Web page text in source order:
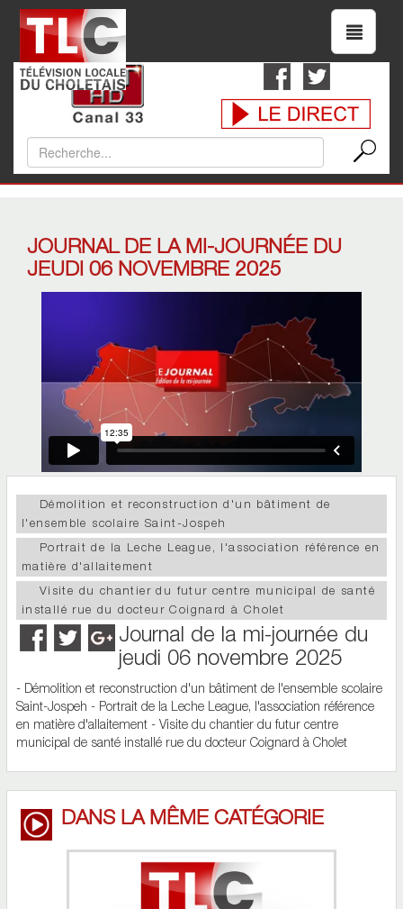
JOURNAL DE LA MI-JOURNÉE DU
JEUDI 06 NOVEMBRE 2025
Démolition et reconstruction d'un bâtiment de
l'ensemble scolaire Saint-Jospeh
Portrait de la Leche League, l'association référence en
matière d'allaitement
Visite du chantier du futur centre municipal de santé
installé rue du docteur Coignard à Cholet
Journal de la mi-journée du
jeudi 06 novembre 2025
- Démolition et reconstruction d'un bâtiment de l'ensemble scolaire
Saint-Jospeh - Portrait de la Leche League, l'association référence
en matière d'allaitement - Visite du chantier du futur centre
municipal de santé installé rue du docteur Coignard à Cholet
DANS LA MÊME CATÉGORIE